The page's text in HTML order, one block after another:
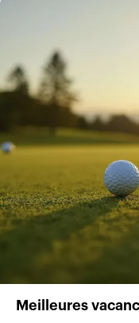
Meilleures